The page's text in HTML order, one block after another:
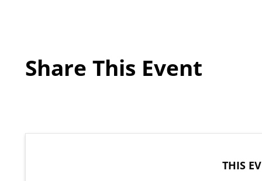
Share This Event
THIS